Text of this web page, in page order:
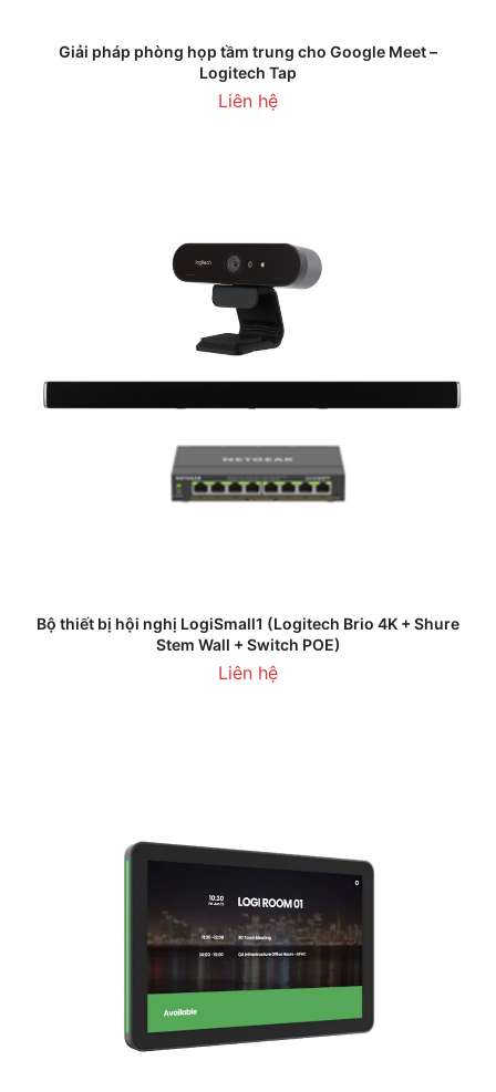
Giải pháp phòng họp tầm trung cho Google Meet –
Logitech Tap
Liên hệ
Bộ thiết bị hội nghị LogiSmall1 (Logitech Brio 4K + Shure
Stem Wall + Switch POE)
Liên hệ